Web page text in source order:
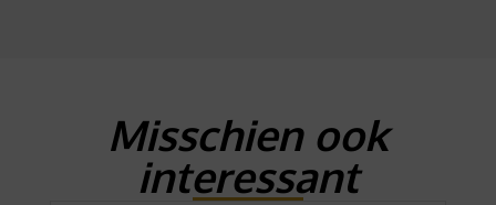
Misschien ook
interessant